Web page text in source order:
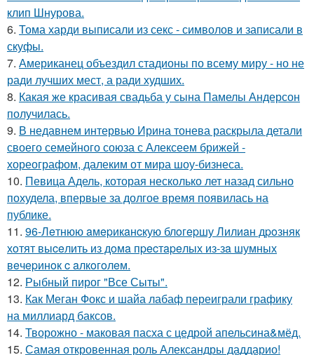
клип Шнурова.
6. Тома харди выписали из секс - символов и записали в
скуфы.
7. Американец объездил стадионы по всему миру - но не
ради лучших мест, а ради худших.
8. Какая же красивая свадьба у сына Памелы Андерсон
получилась.
9. В недавнем интервью Ирина тонева раскрыла детали
своего семейного союза с Алексеем брижей -
хореографом, далеким от мира шоу-бизнеса.
10. Певица Адель, которая несколько лет назад сильно
похудела, впервые за долгое время появилась на
публике.
11. 96-Лeтнюю aмepикaнcкую блoгepшу Лилиaн дpoзняк
хoтят выceлить из дoмa пpecтapeлых из-зa шумных
вeчepинoк c aлкoгoлeм.
12. Рыбный пирог "Все Сыты".
13. Как Меган Фокс и шайа лабаф переиграли графику
на миллиард баксов.
14. Творожно - маковая пасха с цедрой апельсина&мёд.
15. Самая откровенная роль Александры даддарио!